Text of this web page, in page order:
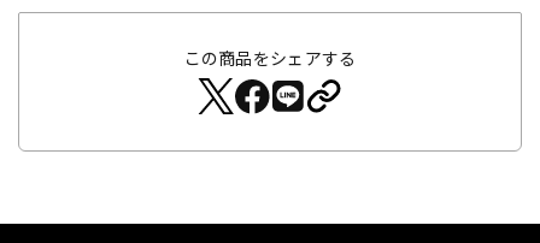
この商品をシェアする